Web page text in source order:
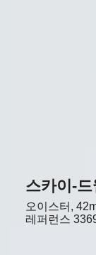
스카이-드
오이스터,
레퍼런스